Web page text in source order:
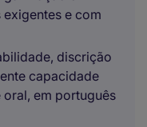
e com
discrição
capacidade
em português